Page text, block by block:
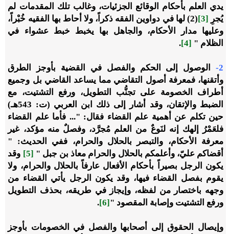
يدي العلم بأحكام الوقائع الجزئيات، وغالب تلك المقدمات لم
يُجرِ
[3]
(2)
لها في دواوين الفقه ذكراً، ولا أحاط بها الفقيه خُبْراً،
وعليها مدار الأحكام، والجاهل بها يخبط خبط عشواء في
الظلام " [4]
.
2-
الوصول إلى الحكم والفصل في القضية بأوجز الطرق
وأتقنها، فمعرفة أصول التقاضي مما يساعد القاضي بل وجميع
أطراف الخصومة على تجنُّب التطويل، ورفع التشتيت، مع
الضبط والإتقان، وقد أشار إلى ذلك ابن العربي (ت: 543هـ)
حين تكلم عن أهمية علم القضاء فقال: "... فأما علم القضاء
فلعَمْرُ إلهك إنه لنَوعٌ من العلم مُجرَّد، وفصلٌ منه مؤكد، غير
معرفة الأحكام، والتبصر بالحلال والحرام، ففي الحديث: "
أقضاكم عليّ، وأعلمكم بالحلال والحرام معاذ بن جبل " [5]
وقد
يكون الرجل بصيراً بأحكام الأفعال عارفاً بالحلال والحرام، ولا
يقوم بفصل القضاء فيها، وقد يكون الرجل يأتي القضاء من
وجهه باختصار من لفظه، وإيجاز في طريقه، بحذف التطويل
ورفع التشتيت وإصابة المقصود " [6]
.
وإيصال الحقوق إلى أصحابها والفصل في الخصومات بأوجز